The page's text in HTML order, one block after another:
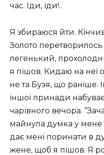
час. Іди, іди!..
Я збираюся йти.
Золото
легенький,
я пішов. Кидаю на неї
не та Бузя, що раніше.
іншої принади
чарівного вечора.
майнула думка у мене
дає мені поринати в
жене, щоб я пішов. Я